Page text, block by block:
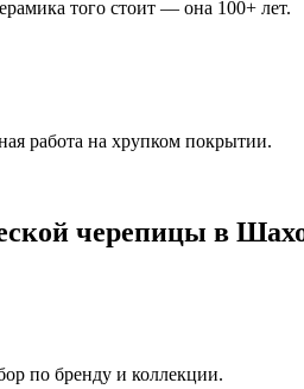
того стоит — она 100+ лет.
работа на хрупком покрытии.
черепицы в
по бренду и коллекции.